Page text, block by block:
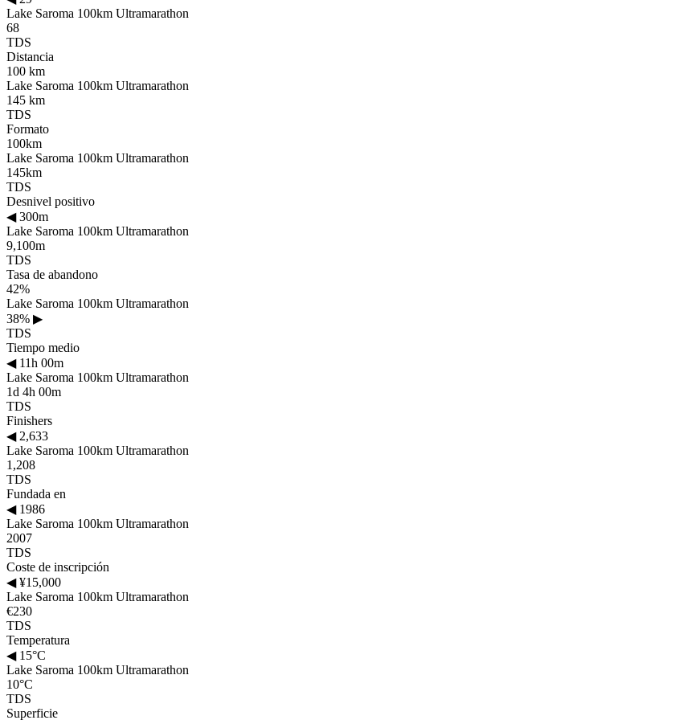
Lake Saroma 100km Ultramarathon
68
TDS
Distancia
100 km
Lake Saroma 100km Ultramarathon
145 km
TDS
Formato
100km
Lake Saroma 100km Ultramarathon
145km
TDS
Desnivel positivo
◀300m
Lake Saroma 100km Ultramarathon
9,100m
TDS
Tasa de abandono
42%
Lake Saroma 100km Ultramarathon
38% ▶
TDS
Tiempo medio
◀11h 00m
Lake Saroma 100km Ultramarathon
1d 4h 00m
TDS
Finishers
◀2,633
Lake Saroma 100km Ultramarathon
1,208
TDS
Fundada en
◀1986
Lake Saroma 100km Ultramarathon
2007
TDS
Coste de inscripción
◀¥15,000
Lake Saroma 100km Ultramarathon
€230
TDS
Temperatura
◀15°C
Lake Saroma 100km Ultramarathon
10°C
TDS
Superficie